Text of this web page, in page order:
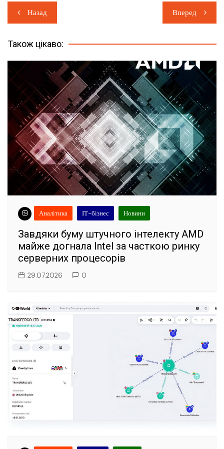
Навігація
записів
Назад Вперед
Також цікаво:
Аналітика ІТ-бізнес Новини
Завдяки буму штучного інтелекту AMD
майже догнала Intel за часткою ринку
серверних процесорів
29.07.2026 0